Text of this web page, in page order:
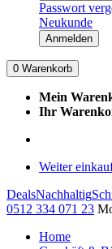
Passwort
Neukunde
Anmelden
0 Warenkorb
Mein
Ihr
Weiter
DealsNachhaltig
0512 334 071 23
Home